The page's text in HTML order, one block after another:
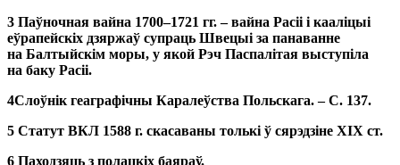
3 Паўночная вайна 1700–1721 гг. – вайна Расіі і кааліцыі
еўрапейскіх дзяржаў супраць Швецыі за панаванне
на Балтыйскім моры, у якой Рэч Паспалітая выступіла
на баку Расіі.
4Слоўнiк геаграфiчны Каралеўства Польскага. – С. 137.
5 Статут ВКЛ 1588 г. скасаваны толькі ў сярэдзіне XIX cт.
6 Паходзяць з полацкіх баяраў.